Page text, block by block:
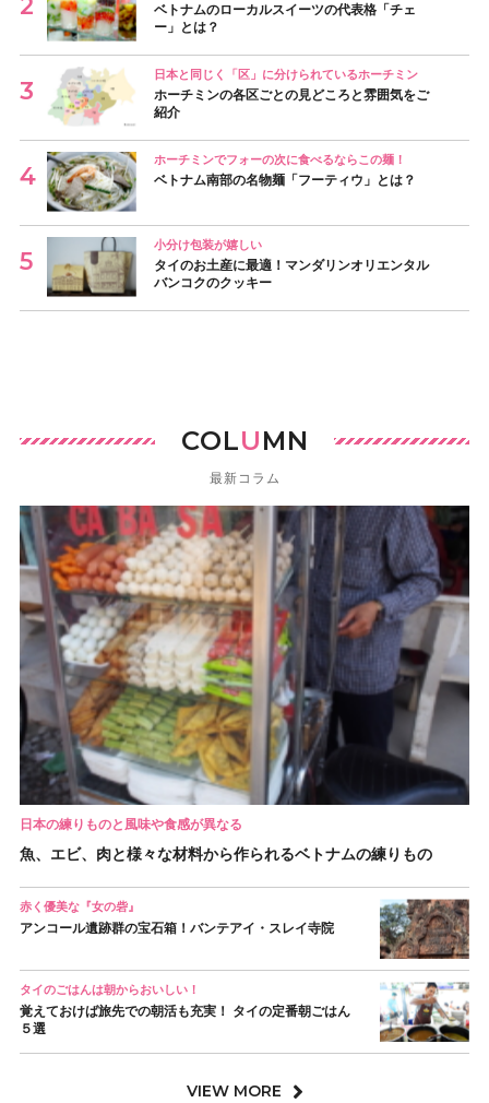
ベトナムのローカルスイーツの代表格「チェ
ー」とは？
日本と同じく「区」に分けられているホーチミン
ホーチミンの各区ごとの見どころと雰囲気をご
紹介
ホーチミンでフォーの次に食べるならこの麺！
ベトナム南部の名物麺「フーティウ」とは？
小分け包装が嬉しい
タイのお土産に最適！マンダリンオリエンタル
バンコクのクッキー
COLUMN
最新コラム
日本の練りものと風味や食感が異なる
魚、エビ、肉と様々な材料から作られるベトナムの練りもの
赤く優美な『女の砦』
アンコール遺跡群の宝石箱！バンテアイ・スレイ寺院
タイのごはんは朝からおいしい！
覚えておけば旅先での朝活も充実！ タイの定番朝ごはん
５選
VIEW MORE